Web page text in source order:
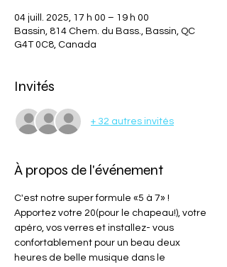
04 juill. 2025, 17 h 00 – 19 h 00
Bassin, 814 Chem. du Bass., Bassin, QC
G4T 0C8, Canada
Invités
+ 32 autres invités
À propos de l'événement
C'est notre super formule «5 à 7» !
Apportez votre 20(pour le chapeau!), votre
apéro, vos verres et installez- vous
confortablement pour un beau deux
heures de belle musique dans le